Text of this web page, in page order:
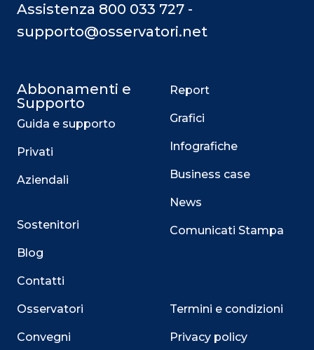
Assistenza 800 033 727 -
supporto@osservatori.net
Abbonamenti e
Supporto
Guida e supporto
Privati
Aziendali
Sostenitori
Blog
Contatti
Osservatori
Convegni
Report
Grafici
Infografiche
Business case
News
Comunicati Stampa
Termini e condizioni
Privacy policy